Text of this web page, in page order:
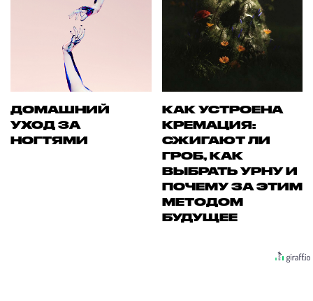
ДОМАШНИЙ
УХОД ЗА
НОГТЯМИ
КАК УСТРОЕНА
КРЕМАЦИЯ:
СЖИГАЮТ ЛИ
ГРОБ, КАК
ВЫБРАТЬ УРНУ И
ПОЧЕМУ ЗА ЭТИМ
МЕТОДОМ
БУДУЩЕЕ